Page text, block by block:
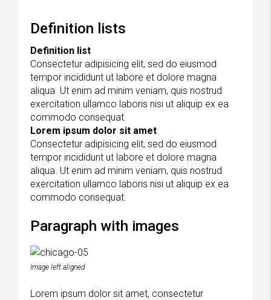
Definition lists
Definition list
Consectetur adipisicing elit, sed do eiusmod
tempor incididunt ut labore et dolore magna
aliqua. Ut enim ad minim veniam, quis nostrud
exercitation ullamco laboris nisi ut aliquip ex ea
commodo consequat.
Lorem ipsum dolor sit amet
Consectetur adipisicing elit, sed do eiusmod
tempor incididunt ut labore et dolore magna
aliqua. Ut enim ad minim veniam, quis nostrud
exercitation ullamco laboris nisi ut aliquip ex ea
commodo consequat.
Paragraph with images
Image left aligned
Lorem ipsum dolor sit amet, consectetur